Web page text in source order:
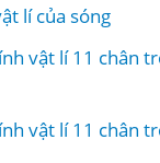
lí của sóng
vật lí 11 chân
vật lí 11 chân